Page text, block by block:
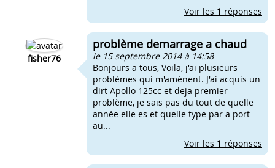
Voir les 1 réponses
fisher76
problème demarrage a chaud
le 15 septembre 2014 à 14:58
Bonjours a tous, Voila, j'ai plusieurs
problèmes qui m'amènent. J'ai acquis un
dirt Apollo 125cc et deja premier
problème, je sais pas du tout de quelle
année elle es et quelle type par a port
au...
Voir les 1 réponses